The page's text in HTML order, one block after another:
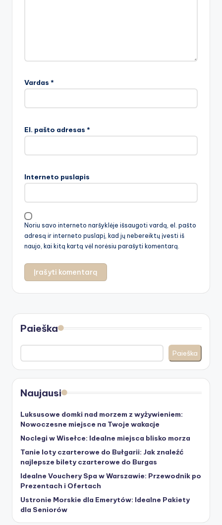
Vardas *
El. pašto adresas *
Interneto puslapis
Noriu savo interneto naršyklėje išsaugoti vardą, el. pašto
adresą ir interneto puslapį, kad jų nebereiktų įvesti iš
naujo, kai kitą kartą vėl norėsiu parašyti komentarą.
Paieška
Paieška
Naujausi
Luksusowe domki nad morzem z wyżywieniem:
Nowoczesne miejsce na Twoje wakacje
Noclegi w Wisełce: Idealne miejsca blisko morza
Tanie loty czarterowe do Bułgarii: Jak znaleźć
najlepsze bilety czarterowe do Burgas
Idealne Vouchery Spa w Warszawie: Przewodnik po
Prezentach i Ofertach
Ustronie Morskie dla Emerytów: Idealne Pakiety
dla Seniorów